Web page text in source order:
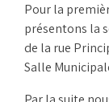
Pour la
présentons la
de la rue
Salle